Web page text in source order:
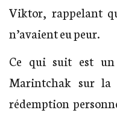
Viktor, rappelant
n’avaient eu peur.
Ce qui suit est
Marintchak sur la
rédemption